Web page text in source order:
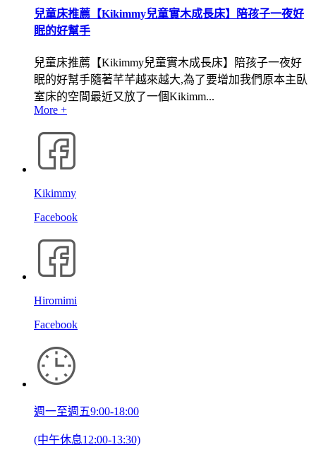
兒童床推薦【Kikimmy兒童實木成長床】陪孩子一夜好
眠的好幫手
兒童床推薦【Kikimmy兒童實木成長床】陪孩子一夜好
眠的好幫手隨著芊芊越來越大,為了要增加我們原本主臥
室床的空間最近又放了一個Kikimm...
More +
Kikimmy
Facebook
Hiromimi
Facebook
週一至週五9:00-18:00
(中午休息12:00-13:30)